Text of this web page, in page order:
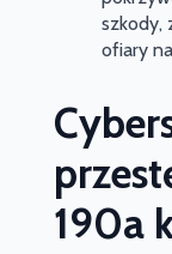
szkody,
ofiary
190a